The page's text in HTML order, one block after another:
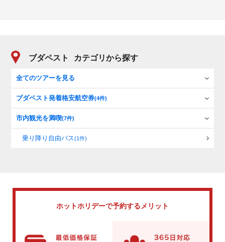
ブダペスト カテゴリから探す
全てのツアーを見る
ブダペスト発着格安航空券(4件)
市内観光を満喫(7件)
乗り降り自由バス(1件)
ホットホリデーで予約するメリット